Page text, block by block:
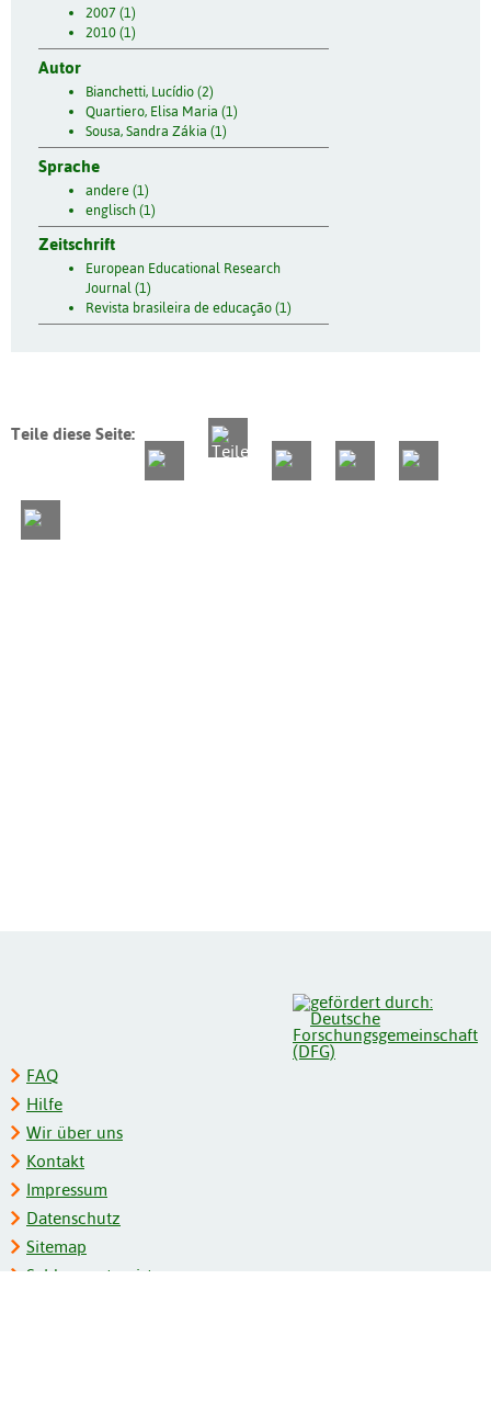
2007 (1)
2010 (1)
Autor
Bianchetti, Lucídio (2)
Quartiero, Elisa Maria (1)
Sousa, Sandra Zákia (1)
Sprache
andere (1)
englisch (1)
Zeitschrift
European Educational Research
Journal (1)
Revista brasileira de educação (1)
Teile diese Seite:
FAQ
Hilfe
Wir über uns
Kontakt
Impressum
Datenschutz
Sitemap
Schlagwortregister